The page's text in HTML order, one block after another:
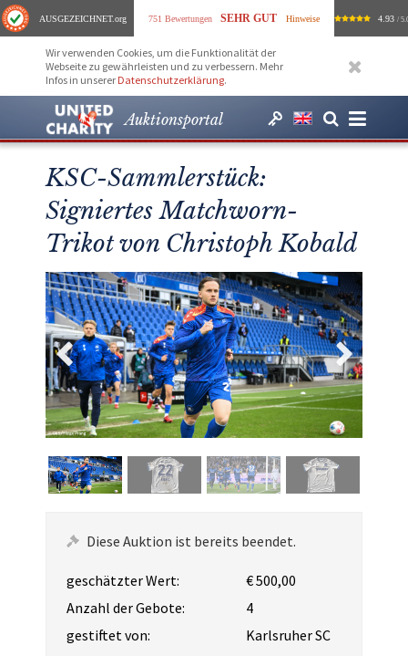
AUSGEZEICHNET.org 751 Bewertungen SEHR GUT Hinweise 4.93 /
Wir verwenden Cookies, um die Funktionalität der
Webseite zu gewährleisten und zu verbessern. Mehr
Infos in unserer Datenschutzerklärung.
Auktionsportal
KSC-Sammlerstück:
Signiertes Matchworn-
Trikot von Christoph Kobald
Diese Auktion ist bereits beendet.
geschätzter Wert:
€ 500,00
Anzahl der Gebote:
4
gestiftet von:
Karlsruher SC